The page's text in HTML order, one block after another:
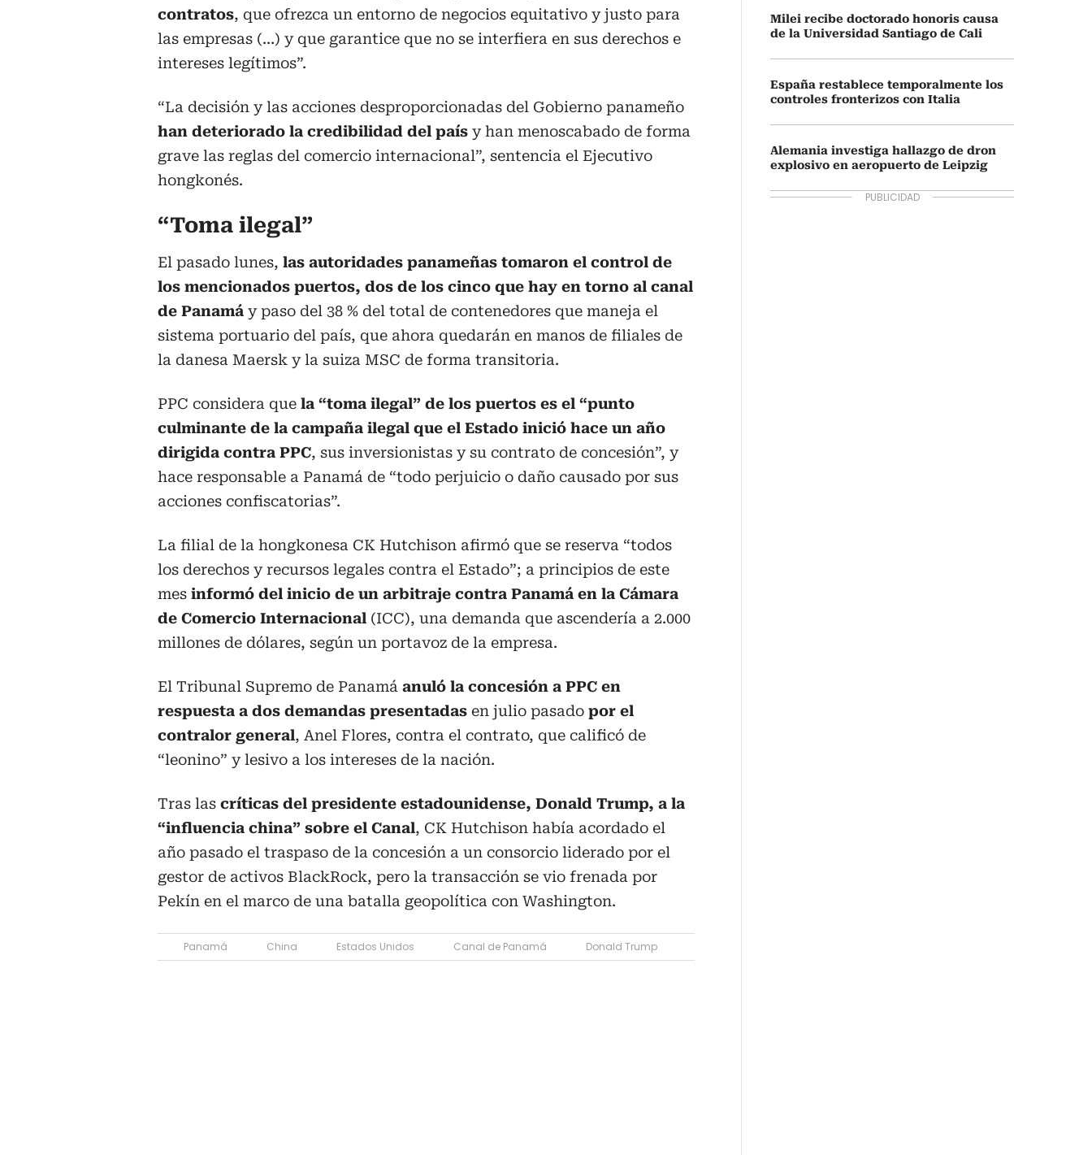
contratos, que ofrezca un entorno de negocios equitativo y justo para
las empresas (...) y que garantice que no se interfiera en sus derechos e
intereses legítimos”.
“La decisión y las acciones desproporcionadas del Gobierno panameño
han deteriorado la credibilidad del país y han menoscabado de forma
grave las reglas del comercio internacional”, sentencia el Ejecutivo
hongkonés.
“Toma ilegal”
El pasado lunes, las autoridades panameñas tomaron el control de
los mencionados puertos, dos de los cinco que hay en torno al canal
de Panamá y paso del 38 % del total de contenedores que maneja el
sistema portuario del país, que ahora quedarán en manos de filiales de
la danesa Maersk y la suiza MSC de forma transitoria.
PPC considera que la “toma ilegal” de los puertos es el “punto
culminante de la campaña ilegal que el Estado inició hace un año
dirigida contra PPC, sus inversionistas y su contrato de concesión”, y
hace responsable a Panamá de “todo perjuicio o daño causado por sus
acciones confiscatorias”.
La filial de la hongkonesa CK Hutchison afirmó que se reserva “todos
los derechos y recursos legales contra el Estado”; a principios de este
mes informó del inicio de un arbitraje contra Panamá en la Cámara
de Comercio Internacional (ICC), una demanda que ascendería a 2.000
millones de dólares, según un portavoz de la empresa.
El Tribunal Supremo de Panamá anuló la concesión a PPC en
respuesta a dos demandas presentadas en julio pasado por el
contralor general, Anel Flores, contra el contrato, que calificó de
“leonino” y lesivo a los intereses de la nación.
Tras las críticas del presidente estadounidense, Donald Trump, a la
“influencia china” sobre el Canal, CK Hutchison había acordado el
año pasado el traspaso de la concesión a un consorcio liderado por el
gestor de activos BlackRock, pero la transacción se vio frenada por
Pekín en el marco de una batalla geopolítica con Washington.
Panamá China Estados Unidos Canal de Panamá Donald Trump
Milei recibe doctorado honoris causa
de la Universidad Santiago de Cali
España restablece temporalmente los
controles fronterizos con Italia
Alemania investiga hallazgo de dron
explosivo en aeropuerto de Leipzig